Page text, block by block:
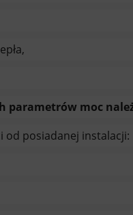
moc
od posiadanej instalacji: